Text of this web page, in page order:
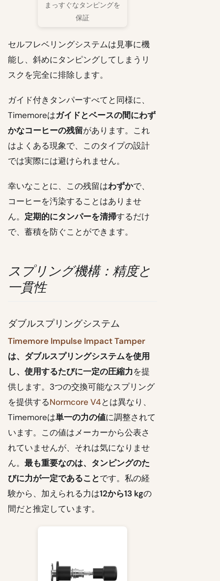
まっすぐなタンピングを
保証
セルフレベリングシステムは見事に機
能し、斜めにタンピングしてしまうリ
スクを完全に排除します。
ガイド付きタンパーすべてと同様に、
Timemoreはガイドとベースの間にわず
かなコーヒーの残留があります。これ
はよくある現象で、このタイプの設計
では実際には避けられません。
幸いなことに、この残留はわずかで、
コーヒーを汚染することはありませ
ん。 定期的にタンパーを清掃するだけ
で、蓄積を防ぐことができます。
スプリング機構：精度と
一貫性
ダブルスプリングシステム
Timemore Impulse Impact Tamper
は、 ダブルスプリングシステムを使用
し、使用するたびに一定の圧縮力を提
供します。3つの交換可能なスプリング
を提供するNormcore V4とは異なり、
Timemoreは単一の力の値に調整されて
います。この値はメーカーから公表さ
れていませんが、それは気になりませ
ん。 最も重要なのは、タンピングのた
びに力が一定であることです。私の経
験から、加えられる力は12から13 kgの
間だと推定しています。